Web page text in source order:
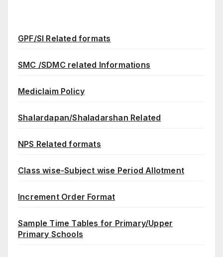
GPF/SI Related formats
SMC /SDMC related Informations
Mediclaim Policy
Shalardapan/Shaladarshan Related
NPS Related formats
Class wise-Subject wise Period Allotment
Increment Order Format
Sample Time Tables for Primary/Upper
Primary Schools